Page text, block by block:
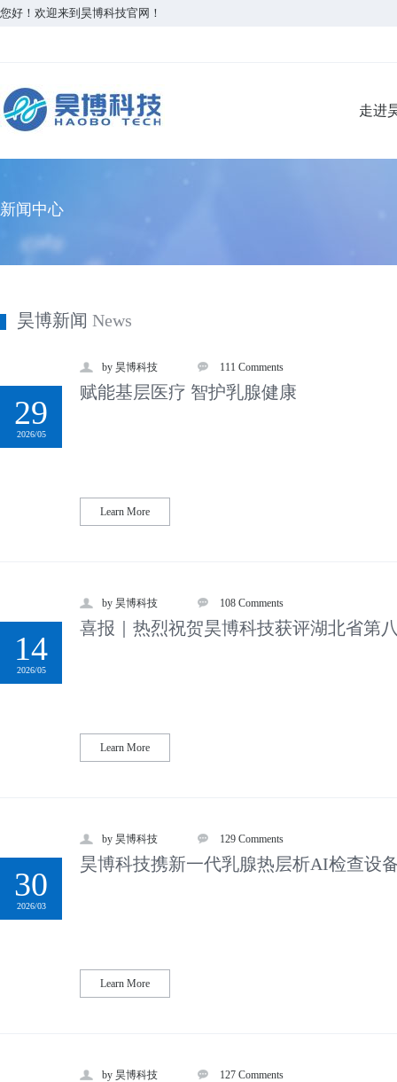
您好！欢迎来到昊博科技官网！
走进
新闻中心
昊博新闻 News
29
2026/05
by 昊博科技 111 Comments
赋能基层医疗 智护乳腺健康
Learn More
14
2026/05
by 昊博科技 108 Comments
喜报｜热烈祝贺昊博科技获评湖北省第
Learn More
30
2026/03
by 昊博科技 129 Comments
昊博科技携新一代乳腺热层析AI检查设
Learn More
by 昊博科技 127 Comments